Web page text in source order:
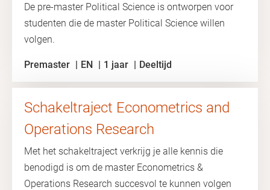
De pre-master Political Science is ontworpen voor
studenten die de master Political Science willen
volgen.
Premaster EN 1 jaar Deeltijd
Schakeltraject Econometrics and
Operations Research
Met het schakeltraject verkrijg je alle kennis die
benodigd is om de master Econometrics &
Operations Research succesvol te kunnen volgen